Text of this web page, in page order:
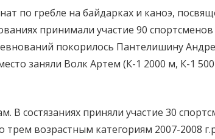
по гребле на байдарках и каноэ,
принимали участие 90
покорилось Пантелишину
заняли Волк Артем (К-1 2000 м, К-1
приняли участие 30
возрастным категориям 2007-2008